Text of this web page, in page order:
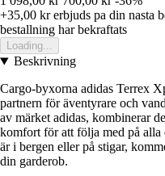
+35,00 krerbjuds pa din nasta
bestallning har bekraftats
Loading...
Beskrivning
Cargo-byxorna adidas Terrex
partnern för äventyrare och
av märket adidas, kombinerar
komfort för att följa med på
är i bergen eller på stigar,
din garderob.